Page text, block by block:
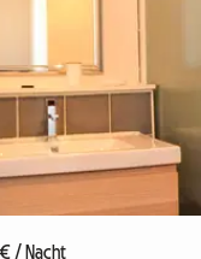
/ Nacht